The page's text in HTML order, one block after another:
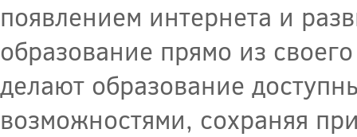
появлением интернета и
образование прямо из
делают образование
возможностями, сохраняя